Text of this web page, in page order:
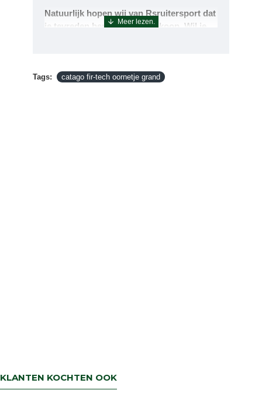
Natuurlijk hopen wij van Rsruitersport dat
je tevreden bent met uw aankoop. Wil je
terug sturen naar : Rsruitersport
Tags: catago fir-tech oornetje grand
KLANTEN KOCHTEN OOK